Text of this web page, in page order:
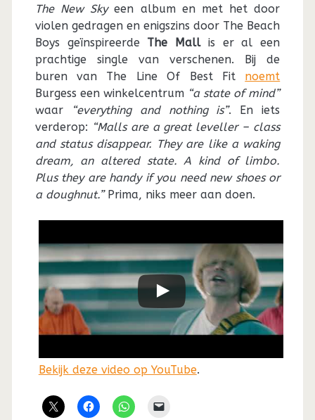
The New Skyeen album en met het door
violen gedragen en enigszins door The Beach
Boys geïnspireerde The Mallis er al een
prachtige single van verschenen. Bij de
buren van The Line Of Best Fit noemt
Burgess een winkelcentrum “a state of mind”
waar
“everything and nothing is”. En iets
verderop: “Malls are a great leveller – class
and status disappear. They are like a waking
dream, an altered state. A kind of limbo.
Plus they are handy if you need new shoes or
a doughnut.” Prima, niks meer aan doen.
Bekijk deze video op YouTube.